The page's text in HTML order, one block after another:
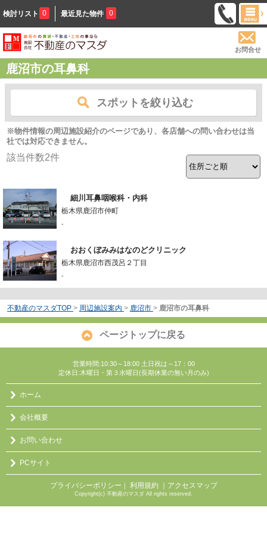
検討リスト 0 最近見た物件 0
お問合せ
鹿沼市の耳鼻科
スポットを絞り込む
※物件情報の周辺施設紹介のページであり、各店舗への問い合わせは当
社では対応できません。
該当件数2件
細川耳鼻咽喉科・内科
栃木県鹿沼市仲町
-
おおくぼみみはなのどクリニック
栃木県鹿沼市西茂呂２丁目
-
不動産のマスダTOP > 周辺施設案内 > 鹿沼市 > 鹿沼市の耳鼻科
ページトップに戻る
営業時間:10:30～18:00 土日祝は～17：00
定休日:木曜日・第３水曜日(長期休業の無い月のみ)
ホーム
会社概要
お問い合わせ
PCサイト
プライバシーポリシー ｜ 利用規約 ｜アクセスマップ
Copyright(c) 不動産のマスダ All rights reserved.